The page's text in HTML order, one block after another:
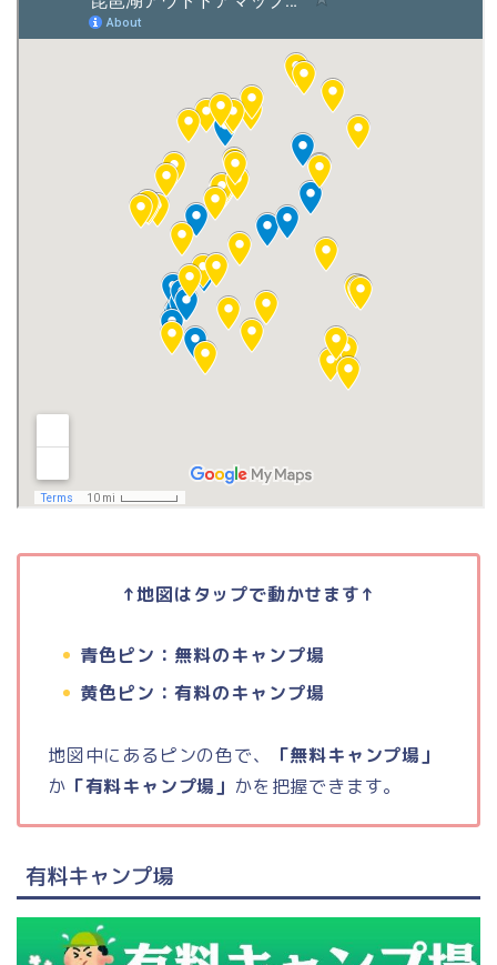
↑地図はタップで動かせます↑
青色ピン：無料のキャンプ場
黄色ピン：有料のキャンプ場
地図中にあるピンの色で、
「無料キャンプ場」
か 「有料キャンプ場」 かを把握できます。
有料キャンプ場